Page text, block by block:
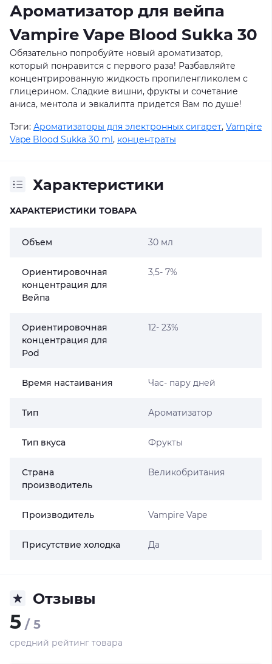
Ароматизатор для вейпа
Vampire Vape Blood Sukka 30
Обязательно попробуйте новый ароматизатор,
который понравится с первого раза! Разбавляйте
концентрированную жидкость пропиленгликолем с
глицерином. Сладкие вишни, фрукты и сочетание
аниса, ментола и эвкалипта придется Вам по душе!
Тэги: Ароматизаторы для электронных сигарет, Vampire
Vape Blood Sukka 30 ml, концентраты
Характеристики
ХАРАКТЕРИСТИКИ ТОВАРА
Объем 30 мл
Ориентировочная
концентрация для
Вейпа
3,5- 7%
Ориентировочная
концентрация для
Pod
12- 23%
Время настаивания Час- пару дней
Тип Ароматизатор
Тип вкуса Фрукты
Страна
производитель
Великобритания
Производитель Vampire Vape
Присутствие холодка Да
Отзывы
5 / 5
средний рейтинг товара